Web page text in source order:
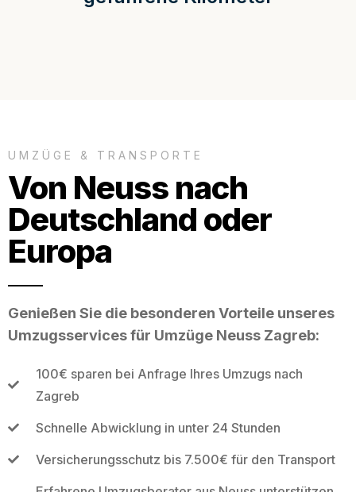
UMZÜGE & TRANSPORTE
Von Neuss nach
Deutschland oder
Europa
Genießen Sie die besonderen Vorteile unseres
Umzugsservices für Umzüge Neuss Zagreb:
100€ sparen bei Anfrage Ihres Umzugs nach
Zagreb
Schnelle Abwicklung in unter 24 Stunden
Versicherungsschutz bis 7.500€ für den Transport